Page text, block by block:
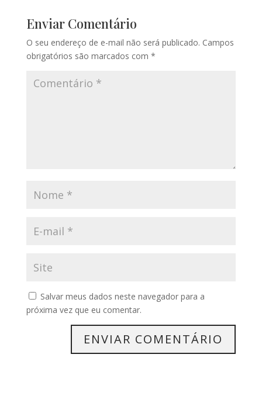
Enviar Comentário
O seu endereço de e-mail não será publicado. Campos
obrigatórios são marcados com *
Salvar meus dados neste navegador para a
próxima vez que eu comentar.